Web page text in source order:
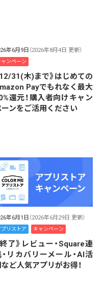
年6月9日 （2026年8月4日 更新）
ャンペーン
12/31(木)まで》はじめての
Payでもれなく最大
還元！購入者向けキャン
ーンをご活用ください
年6月1日 （2026年6月29日 更新）
プリストア キャンペーン
終了》レビュー・Square連
・リカバリーメール・AI活
ど人気アプリがお得！